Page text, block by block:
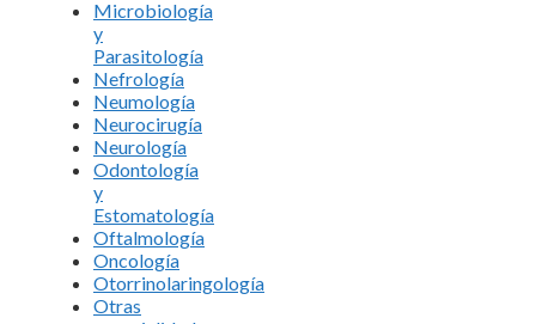
Microbiología
y
Parasitología
Nefrología
Neumología
Neurocirugía
Neurología
Odontología
y
Estomatología
Oftalmología
Oncología
Otorrinolaringología
Otras